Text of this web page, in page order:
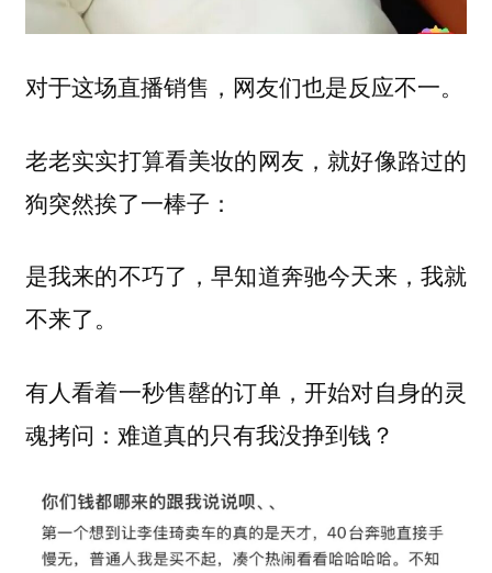
对于这场直播销售，网友们也是反应不一。
老老实实打算看美妆的网友，就好像路过的
狗突然挨了一棒子：
是我来的不巧了，早知道奔驰今天来，我就
不来了。
有人看着一秒售罄的订单，开始对自身的灵
魂拷问：难道真的只有我没挣到钱？